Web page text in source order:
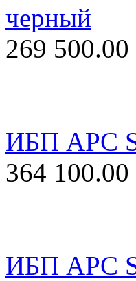
черный
269 500.00
ИБП APC
364 100.00
ИБП APC